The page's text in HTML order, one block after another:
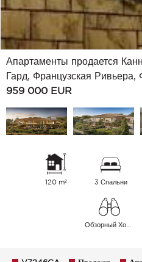
Апартаменты продается
Гард, Французская Ривьера,
959 000 EUR
120 m² 3 Спальни